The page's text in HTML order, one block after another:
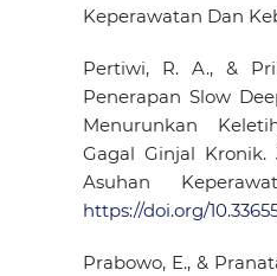
Keperawatan Dan
Pertiwi, R. A., &
Penerapan Slow
Menurunkan
Gagal Ginjal Kronik.
Asuhan
https://doi.org/
Prabowo, E., &